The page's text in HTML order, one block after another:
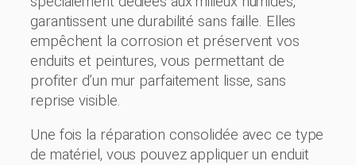
garantissent une durabilité sans faille. Elles
empêchent la corrosion et préservent vos
enduits et peintures, vous permettant de
profiter d’un mur parfaitement lisse, sans
reprise visible.
Une fois la réparation consolidée avec ce type
de matériel, vous pouvez appliquer un enduit